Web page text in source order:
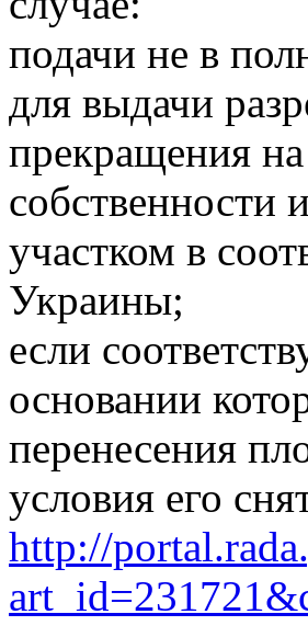
подачи не в
для выдачи
прекращения
собственности
участком в
Украины;
если
основании
перенесения
условия его
http://